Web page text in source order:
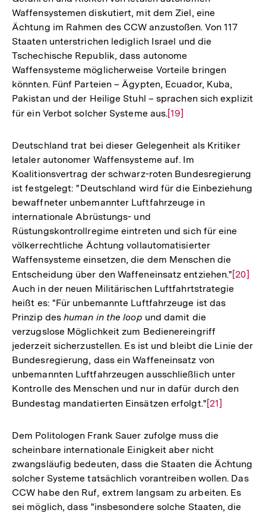
Waffensystemen diskutiert, mit dem Ziel, eine
Ächtung im Rahmen des CCW anzustoßen. Von 117
Staaten unterstrichen lediglich Israel und die
Tschechische Republik, dass autonome
Waffensysteme möglicherweise Vorteile bringen
könnten. Fünf Parteien – Ägypten, Ecuador, Kuba,
Pakistan und der Heilige Stuhl – sprachen sich explizit
für ein Verbot solcher Systeme aus.Zur
der
Fußnote
[19]
Deutschland trat bei dieser Gelegenheit als Kritiker
letaler autonomer Waffensysteme auf. Im
Koalitionsvertrag der schwarz-roten Bundesregierung
ist festgelegt: "Deutschland wird für die Einbeziehung
bewaffneter unbemannter Luftfahrzeuge in
internationale Abrüstungs- und
Rüstungskontrollregime eintreten und sich für eine
völkerrechtliche Ächtung vollautomatisierter
Waffensysteme einsetzen, die dem Menschen die
Entscheidung über den Waffeneinsatz entziehen."Zur
[20]
Auch in der neuen Militärischen Luftfahrtstrategie
heißt es: "Für unbemannte Luftfahrzeuge ist das
Prinzip deshuman in the loop und damit die
verzugslose Möglichkeit zum Bedienereingriff
jederzeit sicherzustellen. Es ist und bleibt die Linie der
Bundesregierung, dass ein Waffeneinsatz von
unbemannten Luftfahrzeugen ausschließlich unter
Kontrolle des Menschen und nur in dafür durch den
Bundestag mandatierten Einsätzen erfolgt."Zur
der
Fußnote
[21]
Dem Politologen Frank Sauer zufolge muss die
scheinbare internationale Einigkeit aber nicht
zwangsläufig bedeuten, dass die Staaten die Ächtung
solcher Systeme tatsächlich vorantreiben wollen. Das
CCW habe den Ruf, extrem langsam zu arbeiten. Es
sei möglich, dass "insbesondere solche Staaten, die